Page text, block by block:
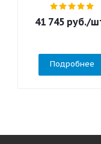
41 745 руб./
Подробнее